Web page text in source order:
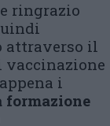
ringrazio
attraverso il
i
formazione